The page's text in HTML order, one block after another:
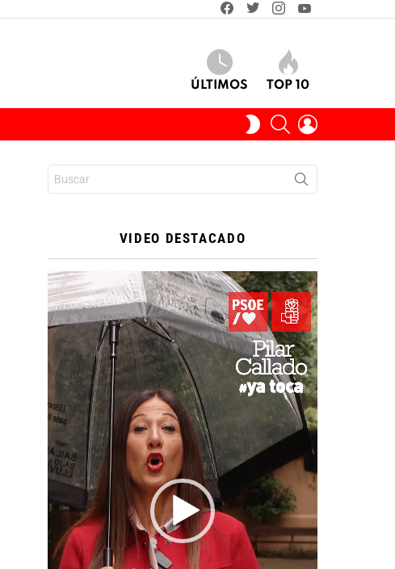
ÚLTIMOS TOP 10
SWITCH
SKIN
BUSCAR
VIDEO DESTACADO
Reproductor
de
vídeo